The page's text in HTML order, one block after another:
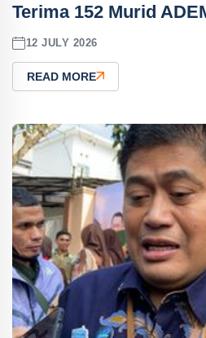
Terima 152 Murid
12 JULY 2026
READ MORE